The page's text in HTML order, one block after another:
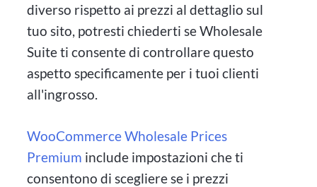
diverso rispetto ai prezzi al dettaglio sul
tuo sito, potresti chiederti se Wholesale
Suite ti consente di controllare questo
aspetto specificamente per i tuoi clienti
all'ingrosso.
WooCommerce Wholesale Prices
Premium include impostazioni che ti
consentono di scegliere se i prezzi